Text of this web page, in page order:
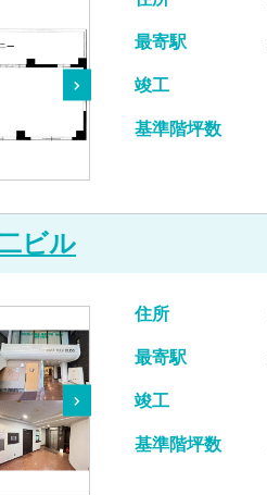
最寄駅
竣工
基準階坪数
ビル
住所
最寄駅
竣工
基準階坪数